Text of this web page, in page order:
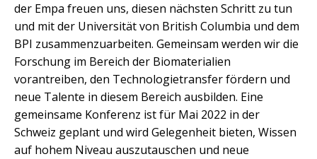
der Empa freuen uns, diesen nächsten Schritt zu tun
und mit der Universität von British Columbia und dem
BPI zusammenzuarbeiten. Gemeinsam werden wir die
Forschung im Bereich der Biomaterialien
vorantreiben, den Technologietransfer fördern und
neue Talente in diesem Bereich ausbilden. Eine
gemeinsame Konferenz ist für Mai 2022 in der
Schweiz geplant und wird Gelegenheit bieten, Wissen
auf hohem Niveau auszutauschen und neue